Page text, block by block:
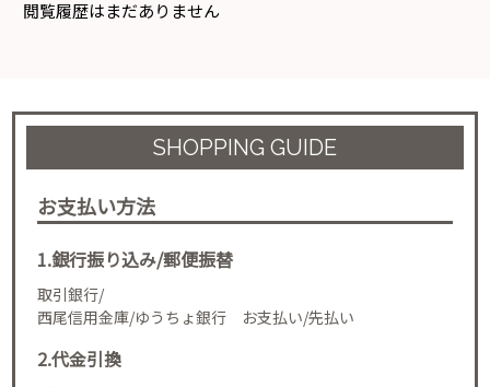
閲覧履歴はまだありません
SHOPPING GUIDE
お支払い方法
1.銀行振り込み/郵便振替
取引銀行/
西尾信用金庫/ゆうちょ銀行 お支払い/先払い
2.代金引換